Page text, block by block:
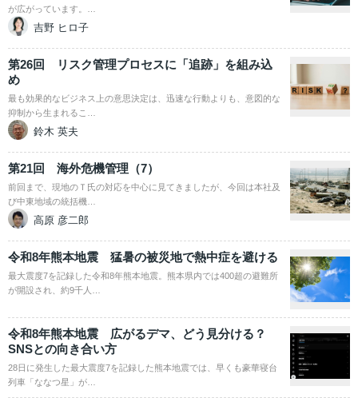
が広がっています。…
吉野 ヒロ子
第26回 リスク管理プロセスに「追跡」を組み込
め
最も効果的なビジネス上の意思決定は、迅速な行動よりも、意図的な
抑制から生まれるこ…
鈴木 英夫
第21回 海外危機管理（7）
前回まで、現地のＴ氏の対応を中心に見てきましたが、今回は本社及
び中東地域の統括機…
高原 彦二郎
令和8年熊本地震 猛暑の被災地で熱中症を避ける
最大震度7を記録した令和8年熊本地震。熊本県内では400超の避難所
が開設され、約9千人…
令和8年熊本地震 広がるデマ、どう見分ける？
SNSとの向き合い方
28日に発生した最大震度7を記録した熊本地震では、早くも豪華寝台
列車「ななつ星」が…